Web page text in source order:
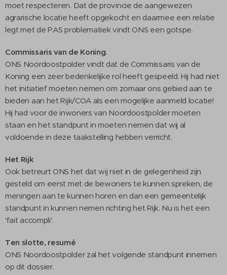
moet respecteren. Dat de provincie de aangewezen
agrarische locatie heeft opgekocht en daarmee een relatie
legt met de PAS problematiek vindt ONS een gotspe.
Commissaris van de Koning.
ONS Noordoostpolder vindt dat de Commissaris van de
Koning een zeer bedenkelijke rol heeft gespeeld. Hij had niet
het initiatief moeten nemen om zomaar ons gebied aan te
bieden aan het Rijk/COA als een mogelijke aanmeld locatie!
Hij had voor de inwoners van Noordoostpolder moeten
staan en het standpunt in moeten nemen dat wij al
voldoende in deze taakstelling hebben verricht.
Het Rijk
Ook betreurt ONS het dat wij niet in de gelegenheid zijn
gesteld om eerst met de bewoners te kunnen spreken, de
meningen aan te kunnen horen en dan een gemeentelijk
standpunt in kunnen nemen richting het Rijk. Nu is het een
'fait accompli'.
Ten slotte, resumé
ONS Noordoostpolder zal het volgende standpunt innemen
op dit dossier.